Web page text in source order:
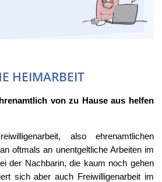
HEIMARBEIT
von zu Hause aus helfen
also ehrenamtlichen
oftmals an unentgeltliche Arbeiten im
der Nachbarin, die kaum noch gehen
sich aber auch Freiwilligenarbeit im